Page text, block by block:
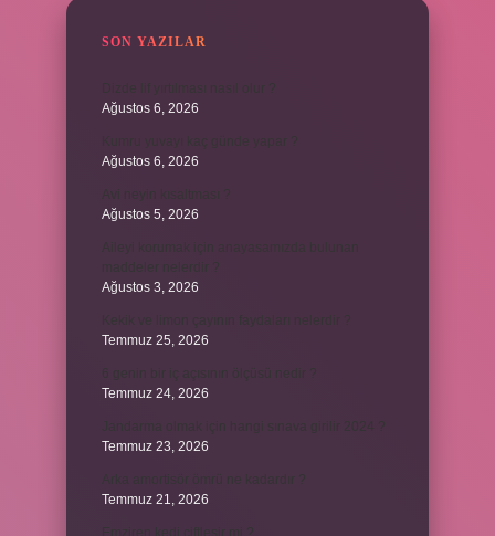
SON YAZILAR
Ağustos 6, 2026
Ağustos 6, 2026
Ağustos 5, 2026
Ağustos 3, 2026
Temmuz 25, 2026
Temmuz 24, 2026
Temmuz 23, 2026
Temmuz 21, 2026